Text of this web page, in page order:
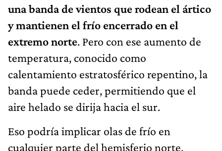
una banda de vientos que rodean el ártico
y mantienen el frío encerrado en el
extremo norte. Pero con ese aumento de
temperatura, conocido como
calentamiento estratosférico repentino, la
banda puede ceder, permitiendo que el
aire helado se dirija hacia el sur.
Eso podría implicar olas de frío en
cualquier parte del hemisferio norte,